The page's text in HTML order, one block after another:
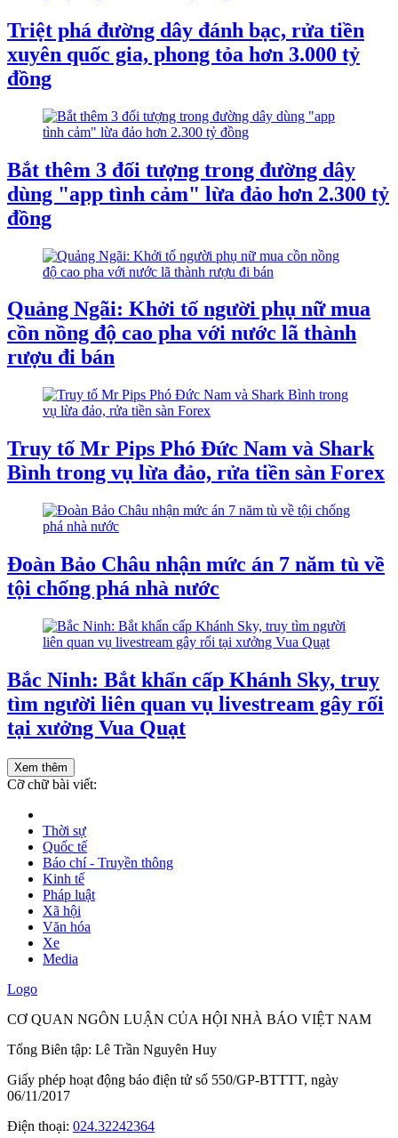
Triệt phá đường dây đánh bạc, rửa tiền
xuyên quốc gia, phong tỏa hơn 3.000 tỷ
đồng
Bắt thêm 3 đối tượng trong đường dây
dùng "app tình cảm" lừa đảo hơn 2.300 tỷ
đồng
Quảng Ngãi: Khởi tố người phụ nữ mua
cồn nồng độ cao pha với nước lã thành
rượu đi bán
Truy tố Mr Pips Phó Đức Nam và Shark
Bình trong vụ lừa đảo, rửa tiền sàn Forex
Đoàn Bảo Châu nhận mức án 7 năm tù về
tội chống phá nhà nước
Bắc Ninh: Bắt khẩn cấp Khánh Sky, truy
tìm người liên quan vụ livestream gây rối
tại xưởng Vua Quạt
Xem thêm
Cỡ chữ bài viết:
Thời sự
Quốc tế
Báo chí - Truyền thông
Kinh tế
Pháp luật
Xã hội
Văn hóa
Xe
Media
Logo
CƠ QUAN NGÔN LUẬN CỦA HỘI NHÀ BÁO VIỆT NAM
Tổng Biên tập: Lê Trần Nguyên Huy
Giấy phép hoạt động báo điện tử số 550/GP-BTTTT, ngày
06/11/2017
Điện thoại: 024.32242364